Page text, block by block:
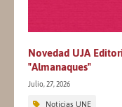
Novedad UJA
"Almanaques"
Julio, 27, 2026
Noticias UNE